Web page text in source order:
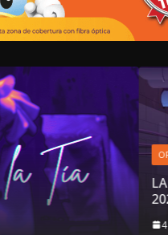
DE LA POLÍTICA |
2026